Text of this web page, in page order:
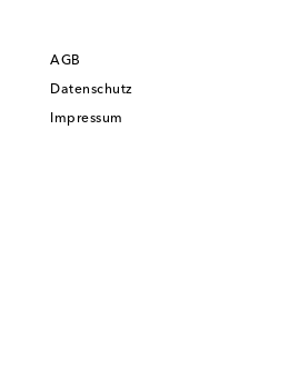
AGB
Datenschutz
Impressum